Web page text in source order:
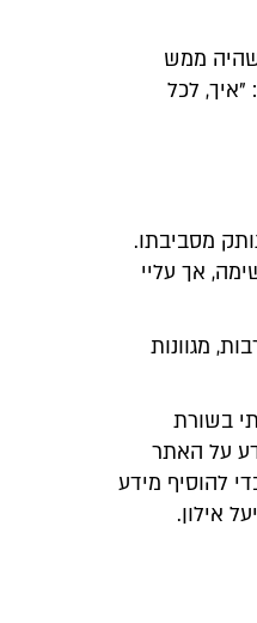
ממש
לכל
מסביבתו.
אך עליי
מגוונות
בשורת
על האתר
להוסיף מידע
אילון.